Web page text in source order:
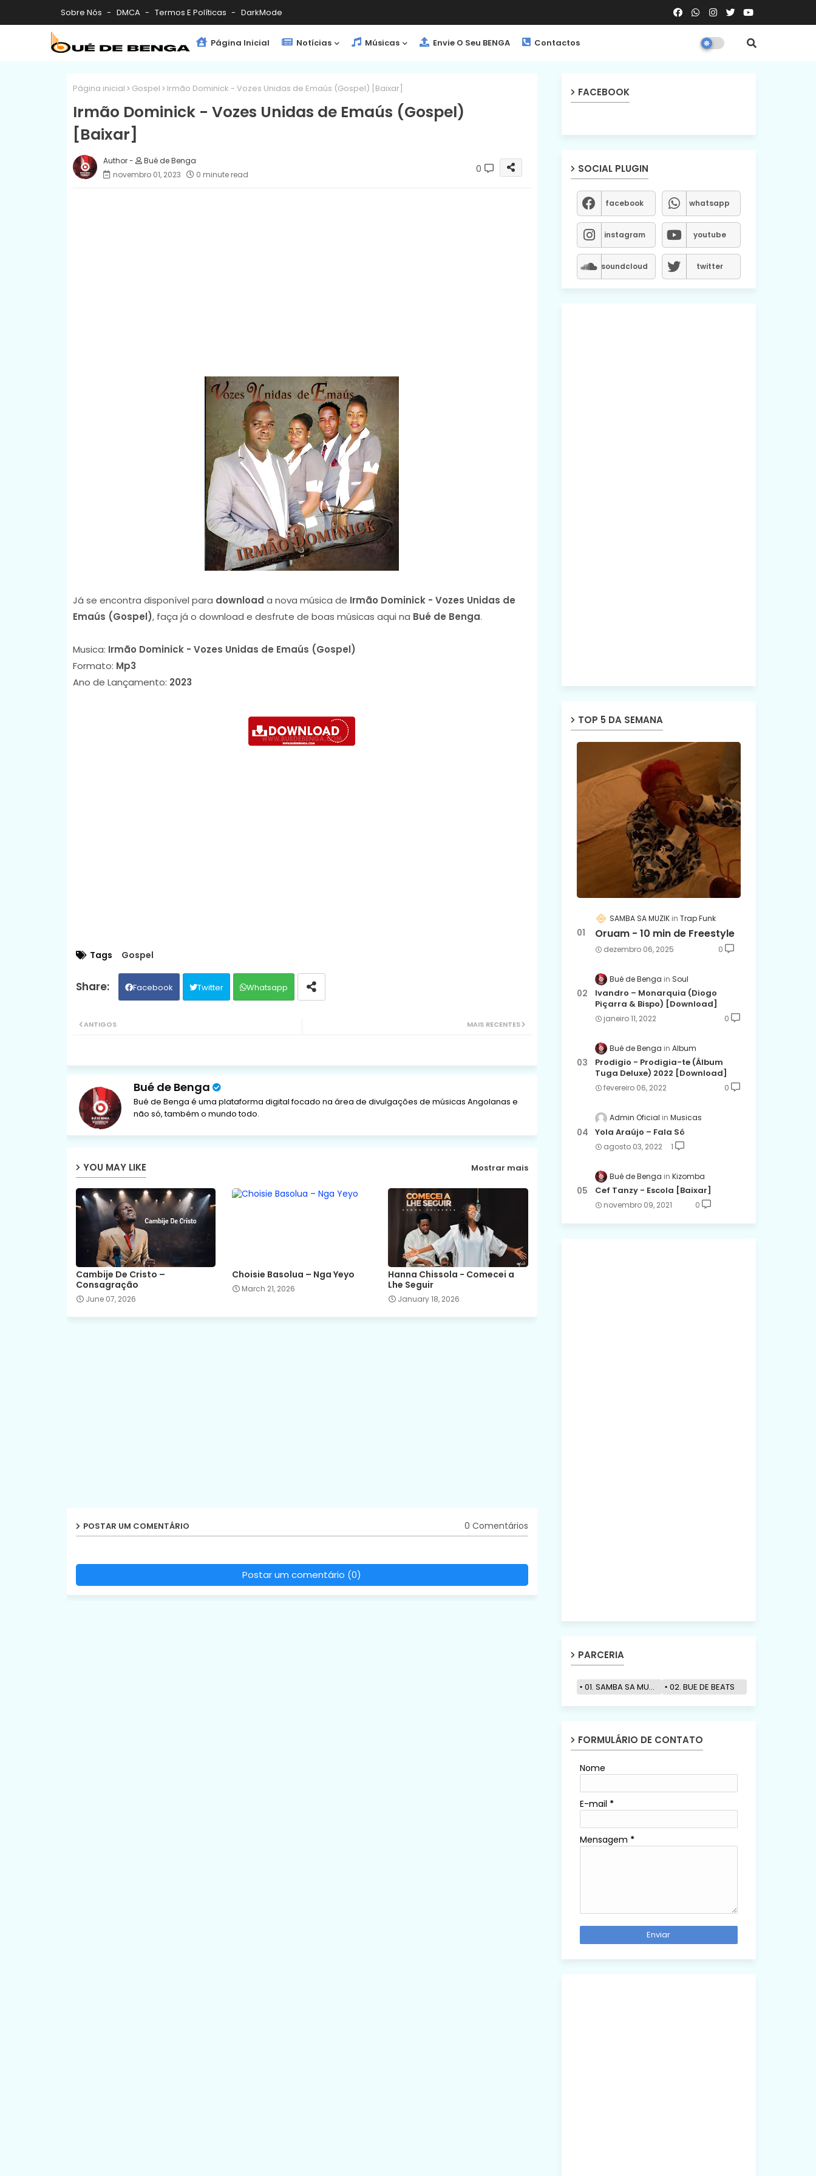
Sobre Nós DMCA Termos E Políticas DarkMode
Página Inicial Notícias Músicas Envie O Seu BENGA Contactos
Página inicial Gospel Irmão Dominick - Vozes Unidas de Emaús (Gospel) [Baixar]
Irmão Dominick - Vozes Unidas de Emaús (Gospel)
[Baixar]
Bué de Benga
novembro 01, 2023
0 minute read 0
Já se encontra disponível para download a nova música de Irmão Dominick - Vozes Unidas de
Emaús (Gospel), faça já o download e desfrute de boas músicas aqui na Bué de Benga.
Musica: Irmão Dominick - Vozes Unidas de Emaús (Gospel)
Formato: Mp3
Ano de Lançamento: 2023
Tags Gospel
Facebook Twitter Whatsapp
MAIS RECENTES
ANTIGOS
Bué de Benga
Bué de Benga é uma plataforma digital focado na área de divulgações de músicas Angolanas e
não só, também o mundo todo.
YOU MAY LIKE Mostrar mais
Cambije De Cristo –
Consagração
June 07, 2026
Choisie Basolua – Nga Yeyo
March 21, 2026
Hanna Chissola - Comecei a
Lhe Seguir
January 18, 2026
POSTAR UM COMENTÁRIO 0 Comentários
Postar um comentário (0)
FACEBOOK
SOCIAL PLUGIN
facebook whatsapp
instagram youtube
soundcloud twitter
TOP 5 DA SEMANA
SAMBA SA MUZIK Trap Funk
Oruam - 10 min de Freestyle
dezembro 06, 2025 0
Bué de Benga Soul
Ivandro – Monarquia (Diogo
Piçarra & Bispo) [Download]
janeiro 11, 2022 0
Bué de Benga Album
Prodigio - Prodigia-te (Álbum
Tuga Deluxe) 2022 [Download]
fevereiro 06, 2022 0
Admin Oficial Musicas
Yola Araújo – Fala Só
agosto 03, 2022 1
Bué de Benga Kizomba
Cef Tanzy - Escola [Baixar]
novembro 09, 2021 0
PARCERIA
01. SAMBA SA MUZIK 02. BUE DE BEATS
FORMULÁRIO DE CONTATO
Nome
E-mail *
Mensagem *